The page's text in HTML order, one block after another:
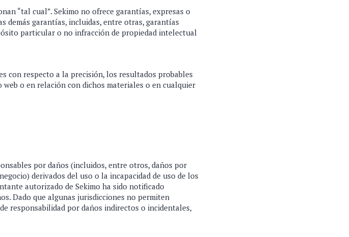
“tal cual”. Sekimo no ofrece garantías, expresas o
demás garantías, incluidas, entre otras, garantías
particular o no infracción de propiedad intelectual
con respecto a la precisión, los resultados probables
o en relación con dichos materiales o en cualquier
por daños (incluidos, entre otros, daños por
derivados del uso o la incapacidad de uso de los
autorizado de Sekimo ha sido notificado
Dado que algunas jurisdicciones no permiten
responsabilidad por daños indirectos o incidentales,